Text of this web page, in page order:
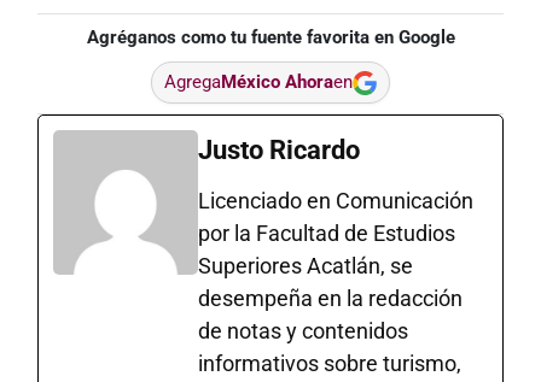
Agréganos como tu fuente favorita en Google
AgregaMéxico Ahoraen
Justo Ricardo
Licenciado en Comunicación
por la Facultad de Estudios
Superiores Acatlán, se
desempeña en la redacción
de notas y contenidos
informativos sobre turismo,